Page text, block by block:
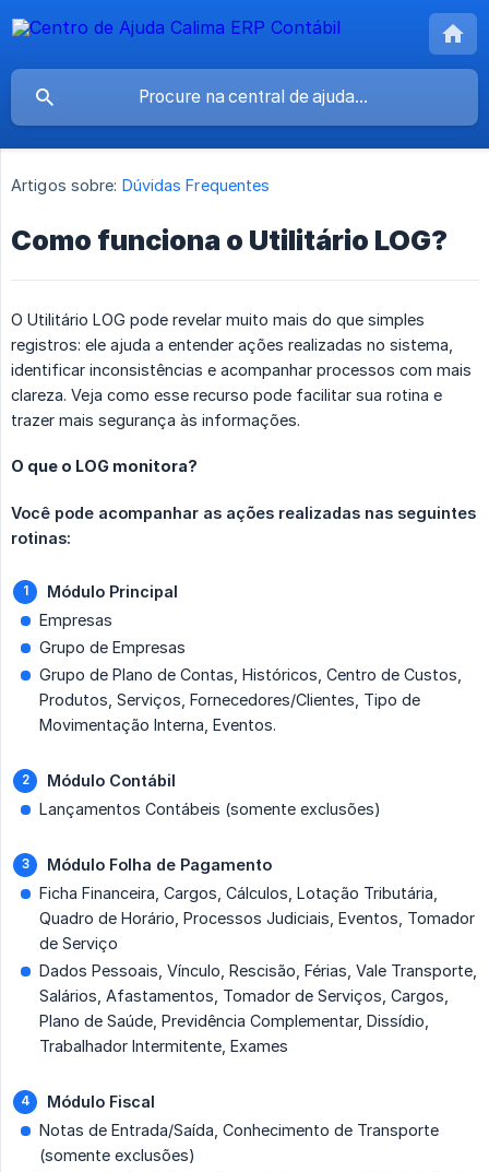
Artigos sobre: Dúvidas Frequentes
Como funciona o Utilitário LOG?
O Utilitário LOG pode revelar muito mais do que simples
registros: ele ajuda a entender ações realizadas no sistema,
identificar inconsistências e acompanhar processos com mais
clareza. Veja como esse recurso pode facilitar sua rotina e
trazer mais segurança às informações.
O que o LOG monitora?
Você pode acompanhar as ações realizadas nas seguintes
rotinas:
Módulo Principal
Empresas
Grupo de Empresas
Grupo de Plano de Contas, Históricos, Centro de Custos,
Produtos, Serviços, Fornecedores/Clientes, Tipo de
Movimentação Interna, Eventos.
Módulo Contábil
Lançamentos Contábeis (somente exclusões)
Módulo Folha de Pagamento
Ficha Financeira, Cargos, Cálculos, Lotação Tributária,
Quadro de Horário, Processos Judiciais, Eventos, Tomador
de Serviço
Dados Pessoais, Vínculo, Rescisão, Férias, Vale Transporte,
Salários, Afastamentos, Tomador de Serviços, Cargos,
Plano de Saúde, Previdência Complementar, Dissídio,
Trabalhador Intermitente, Exames
Módulo Fiscal
Notas de Entrada/Saída, Conhecimento de Transporte
(somente exclusões)